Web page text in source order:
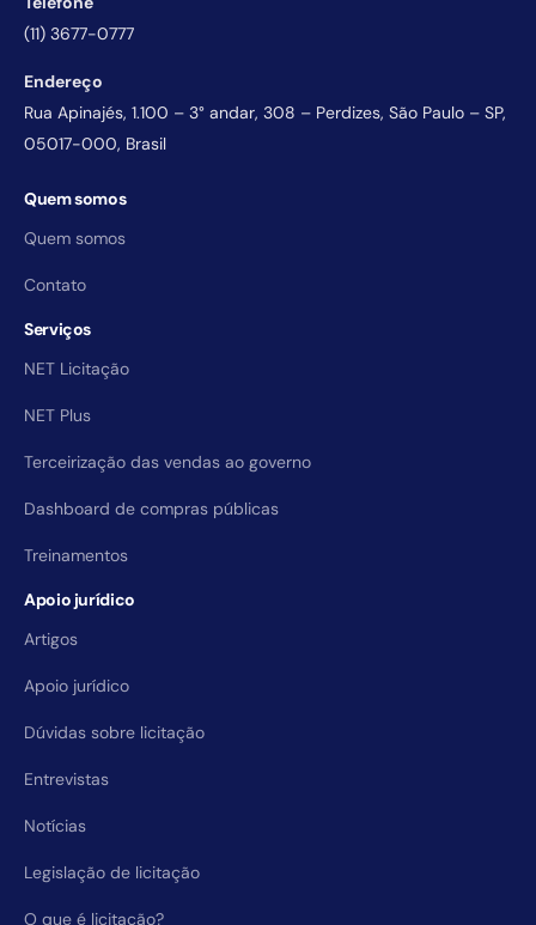
(11) 3677-0777
Endereço
Rua Apinajés, 1.100 – 3° andar, 308 – Perdizes, São Paulo – SP,
05017-000, Brasil
Quem somos
Quem somos
Contato
Serviços
NET Licitação
NET Plus
Terceirização das vendas ao governo
Dashboard de compras públicas
Treinamentos
Apoio jurídico
Artigos
Apoio jurídico
Dúvidas sobre licitação
Entrevistas
Notícias
Legislação de licitação
O que é licitação?